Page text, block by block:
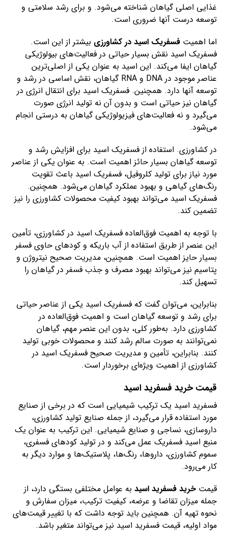
غذایی اصلی گیاهان شناخته می‌شود. و برای رشد سلامتی و
توسعه درست آنها ضروری است.
اما اهمیتفسفریک اسید در کشاورزی بیشتر از این است.
فسفریک اسید نقش بسیار حیاتی در فعالیت‌های بیولوژیکی
گیاهان ایفا می‌کند. این اسید به عنوان یکی از اصلی‌ترین
عناصر موجود در DNA و RNA گیاهان، نقش اساسی در رشد و
توسعه آنها دارد. همچنین. فسفریک اسید برای انتقال انرژی در
گیاهان نیز حیاتی است و بدون آن نه تولید انرژی صورت
می‌گیرد و نه فعالیت‌های فیزیولوژیکی گیاهان به درستی انجام
می‌شود.
در کشاورزی. استفاده از فسفریک اسید برای افزایش رشد و
توسعه گیاهان بسیار حائز اهمیت است. به عنوان یکی از عناصر
مورد نیاز برای تولید کلروفیل، فسفریک اسید باعث تقویت
رنگ‌های گیاهی و بهبود عملکرد گیاهان می‌شود. همچنین.
فسفریک اسید می‌تواند بهبود کیفیت محصولات کشاورزی را نیز
تضمین کند.
با توجه به اهمیت فوق‌العاده فسفریک اسید در کشاورزی، تأمین
این عنصر از طریق استفاده از آب باریکه و کودهای حاوی فسفر
بسیار حایز اهمیت است. همچنین، مدیریت صحیح نیتروژن و
پتاسیم نیز می‌تواند بهبود مصرف و جذب فسفر در گیاهان را
تسهیل کند.
بنابراین، می‌توان گفت که فسفریک اسید یکی از عناصر حیاتی
برای رشد و توسعه گیاهان است و اهمیت فوق‌العاده در
کشاورزی دارد. به‌طور کلی، بدون این عنصر مهم، گیاهان
نمی‌توانند به صورت سالم رشد کنند و محصولات خوبی تولید
کنند. بنابراین، تأمین و مدیریت صحیح فسفریک اسید در
کشاورزی از اهمیت ویژه‌ای برخوردار است.
قیمت خرید فسفرید اسید
فسفرید اسید یک ترکیب شیمیایی است که در برخی از صنایع
مورد استفاده قرار می‌گیرد، از جمله صنایع تولید کشاورزی،
داروسازی، نساجی و صنایع شیمیایی. این ترکیب به عنوان یک
منبع اسید فسفریک عمل می‌کند و در تولید کود‌های فسفری،
سموم کشاورزی، داروها، رنگ‌ها، پلاستیک‌ها و موارد دیگر به
کار می‌رود.
قیمتخرید فسفرید اسید به عوامل مختلفی بستگی دارد، از
جمله میزان تقاضا و عرضه، کیفیت ترکیب، میزان سفارش و
نحوه تهیه آن. همچنین باید توجه داشت که با تغییر قیمت‌های
مواد اولیه، قیمت فسفرید اسید نیز می‌تواند متغیر باشد.